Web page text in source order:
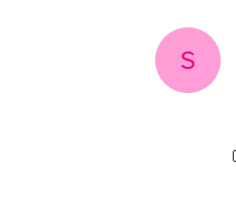
S